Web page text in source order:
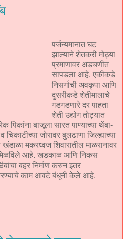
पर्जन्यमानात घट
झाल्याने शेतकरी मोठ्या
प्रमाणावर अडचणीत
सापडला आहे. एकीकडे
निसर्गाची अवकृपा आणि
दुसरीकडे शेतीमालाचे
गडगडणारे दर पाहता
शेती उद्योग तोट्यात
पिकांना बाजूला सारत पाण्याच्या थेंबा-
जोरावर बुलढाणा जिल्ह्याच्या
मकरध्वज शिवारातील माळरानावर
मिळविले आहे. खडकाळ आणि निकस
बहर निर्माण करुन इतर
काम आवटे बंधूनी केले आहे.